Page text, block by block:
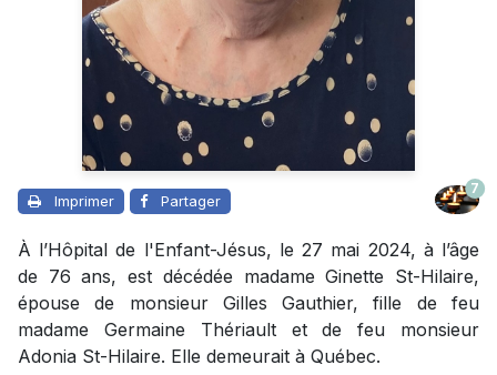
Imprimer Partager
7
À l’Hôpital de l'Enfant-Jésus, le 27 mai 2024, à l’âge
de 76 ans, est décédée madame Ginette St-Hilaire,
épouse de monsieur Gilles Gauthier, fille de feu
madame Germaine Thériault et de feu monsieur
Adonia St-Hilaire. Elle demeurait à Québec.